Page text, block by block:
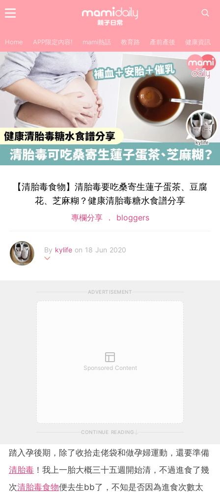
Home APP限定內容! mami熱話 教育路 產前產後 健康資訊
【清胎毒食物】清胎毒要吃桑寄生蓮子蛋茶、豆腐
花、芝麻糊？健康清胎毒糖水食譜分享
專欄分享 bloggers
By kylife on 18 Jun 2020
ADVERTISEMENT
Sponsored Content
CONTINUE READING
踏入孕後期，除了收拾走佬袋和做孕婦運動，還要準備
清胎毒 ！我上一胎大概三十五週開始清，不過進食了幾
次清胎毒食物便去生bb了，不知是否因為進食次數太